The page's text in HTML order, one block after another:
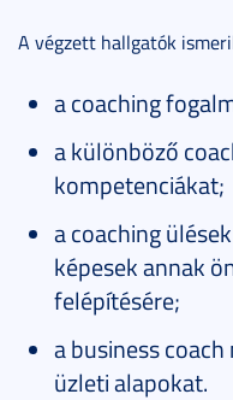
A végzett hallgatók
a coaching
a különböző
kompetenciákat;
a coaching
képesek annak
felépítésére;
a business
üzleti alapokat.